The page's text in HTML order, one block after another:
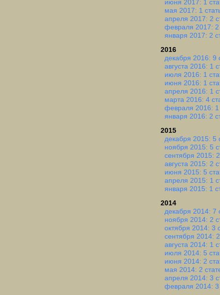
июня 2017: 1
мая 2017: 1
апреля 2017: 2
февраля 2017: 2
января 2017: 2
2016
декабря 2016: 9
августа 2016: 1
июля 2016: 1
июня 2016: 1
апреля 2016: 1
марта 2016: 4
февраля 2016: 1
января 2016: 2
2015
декабря 2015: 5
ноября 2015: 5
сентября 2015:
августа 2015: 2
июня 2015: 5
апреля 2015: 1
января 2015: 1
2014
декабря 2014: 7
ноября 2014: 2
октября 2014: 3
сентября 2014:
августа 2014: 1
июля 2014: 5
июня 2014: 2
мая 2014: 2
апреля 2014: 3
февраля 2014: 3